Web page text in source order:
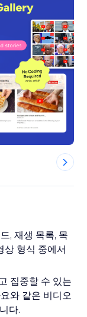
, 재생 목록, 목
상 형식 중에서
집중할 수 있는
와 같은 비디오
다.